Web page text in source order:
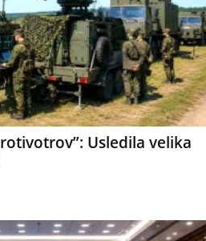
Usledila velika